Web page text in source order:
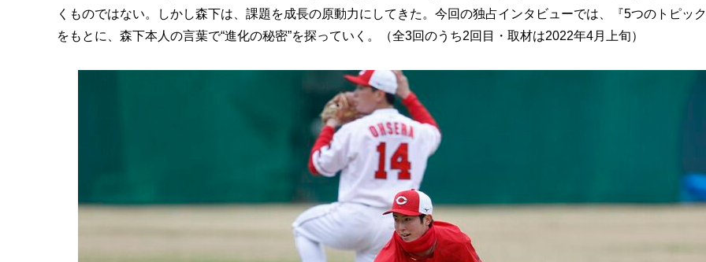
くものではない。しかし森下は、課題を成長の原動力にしてきた。今回の独占インタビューでは、『5つのトピッ
をもとに、森下本人の言葉で“進化の秘密”を探っていく。（全3回のうち2回目・取材は2022年4月上旬）